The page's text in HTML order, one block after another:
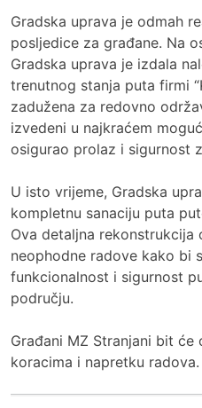
Gradska uprava je odmah
posljedice za građane. Na
Gradska uprava je izdala
trenutnog stanja puta firmi
zadužena za redovno
izvedeni u najkraćem
osigurao prolaz i sigurnost
U isto vrijeme, Gradska
kompletnu sanaciju puta
Ova detaljna rekonstrukcija
neophodne radove kako bi
funkcionalnost i sigurnost
području.
Građani MZ Stranjani bit
koracima i napretku radova.